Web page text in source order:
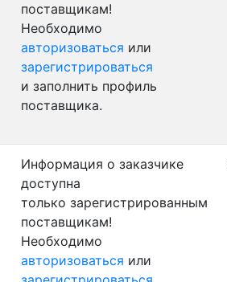
поставщикам!
Необходимо
авторизоваться или
зарегистрироваться
и заполнить профиль
поставщика.
Информация о заказчике
доступна
только зарегистрированным
поставщикам!
Необходимо
авторизоваться или